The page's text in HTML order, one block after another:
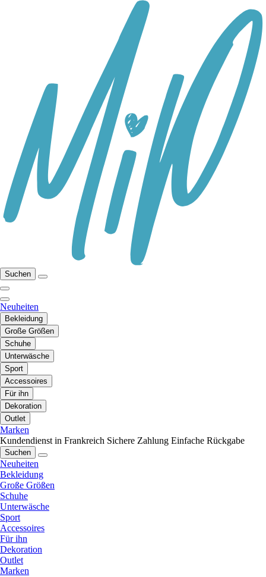
Suchen
Neuheiten
Bekleidung
Große Größen
Schuhe
Unterwäsche
Sport
Accessoires
Für ihn
Dekoration
Outlet
Marken
Kundendienst in Frankreich Sichere Zahlung Einfache Rückgabe
Suchen
Neuheiten
Bekleidung
Große Größen
Schuhe
Unterwäsche
Sport
Accessoires
Für ihn
Dekoration
Outlet
Marken